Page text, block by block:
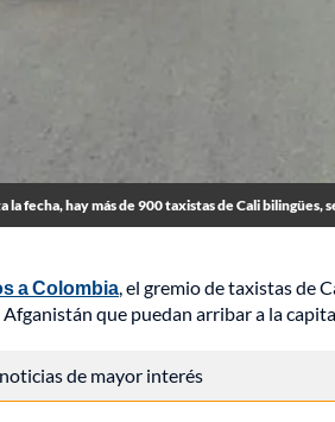
la fecha, hay más de 900 taxistas de Cali bilingües,
a Colombia, el gremio de taxistas de
que puedan arribar a la
de mayor interés